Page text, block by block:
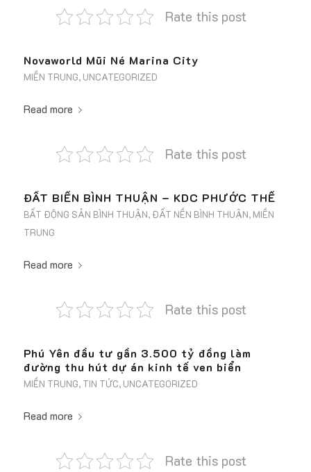
Rate this post
Novaworld Mũi Né Marina City
MIỀN TRUNG, UNCATEGORIZED
Read more
Rate this post
ĐẤT BIỂN BÌNH THUẬN – KDC PHƯỚC THỂ
BẤT ĐỘNG SẢN BÌNH THUẬN, ĐẤT NỀN BÌNH THUẬN, MIỀN
TRUNG
Read more
Rate this post
Phú Yên đầu tư gần 3.500 tỷ đồng làm
đường thu hút dự án kinh tế ven biển
MIỀN TRUNG, TIN TỨC, UNCATEGORIZED
Read more
Rate this post